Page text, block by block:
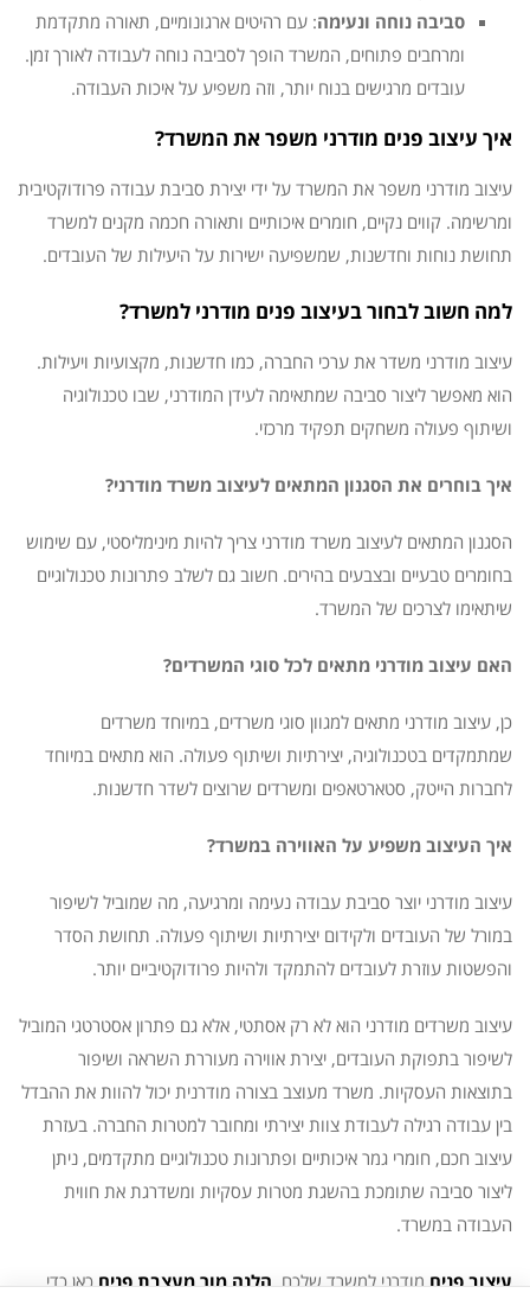
סביבה נוחה ונעימה: עם רהיטים ארגונומיים, תאורה מתקדמת
ומרחבים פתוחים, המשרד הופך לסביבה נוחה לעבודה לאורך זמן.
עובדים מרגישים בנוח יותר, וזה משפיע על איכות העבודה.
איך עיצוב פנים מודרני משפר את המשרד?
עיצוב מודרני משפר את המשרד על ידי יצירת סביבת עבודה פרודוקטיבית
ומרשימה. קווים נקיים, חומרים איכותיים ותאורה חכמה מקנים למשרד
תחושת נוחות וחדשנות, שמשפיעה ישירות על היעילות של העובדים.
למה חשוב לבחור בעיצוב פנים מודרני למשרד?
עיצוב מודרני משדר את ערכי החברה, כמו חדשנות, מקצועיות ויעילות.
הוא מאפשר ליצור סביבה שמתאימה לעידן המודרני, שבו טכנולוגיה
ושיתוף פעולה משחקים תפקיד מרכזי.
איך בוחרים את הסגנון המתאים לעיצוב משרד מודרני?
הסגנון המתאים לעיצוב משרד מודרני צריך להיות מינימליסטי, עם שימוש
בחומרים טבעיים ובצבעים בהירים. חשוב גם לשלב פתרונות טכנולוגיים
שיתאימו לצרכים של המשרד.
האם עיצוב מודרני מתאים לכל סוגי המשרדים?
כן, עיצוב מודרני מתאים למגוון סוגי משרדים, במיוחד משרדים
שמתמקדים בטכנולוגיה, יצירתיות ושיתוף פעולה. הוא מתאים במיוחד
לחברות הייטק, סטארטאפים ומשרדים שרוצים לשדר חדשנות.
איך העיצוב משפיע על האווירה במשרד?
עיצוב מודרני יוצר סביבת עבודה נעימה ומרגיעה, מה שמוביל לשיפור
במורל של העובדים ולקידום יצירתיות ושיתוף פעולה. תחושת הסדר
והפשטות עוזרת לעובדים להתמקד ולהיות פרודוקטיביים יותר.
עיצוב משרדים מודרני הוא לא רק אסתטי, אלא גם פתרון אסטרטגי המוביל
לשיפור בתפוקת העובדים, יצירת אווירה מעוררת השראה ושיפור
בתוצאות העסקיות. משרד מעוצב בצורה מודרנית יכול להוות את ההבדל
בין עבודה רגילה לעבודת צוות יצירתי ומחובר למטרות החברה. בעזרת
עיצוב חכם, חומרי גמר איכותיים ופתרונות טכנולוגיים מתקדמים, ניתן
ליצור סביבה שתומכת בהשגת מטרות עסקיות ומשדרגת את חווית
העבודה במשרד.
עיצוב פניםמודרני למשרד שלכם,הלנה מור מעצבת פניםכאן כדי